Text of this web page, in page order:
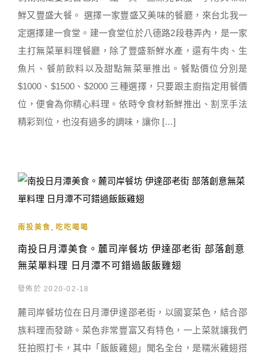
鮮又豐盛大餐。 選擇一家豐盛又美味的餐廳，來台北我一
定選擇建一食堂。建一食堂位於八德路2段巷弄內，是一家
主打無菜單料理餐廳，除了豐盛新鮮水產，還有牛肉、生
魚片、餐前飲料以及甜點無菜單推出。餐點價位分別是
$1000、$1500、$2000 三種選擇，只要跟主廚指定用餐價
位，便會為你精心料理。依時令食材新鮮推出、割烹手法
精彩到位，也沒有過多的調味，讓你 […]
南投美食 吃吃喝喝
南投日月潭美食。麓司岸餐坊 伊達邵老街 部落創意
無菜單料理 日月潭不可錯過飯飯雞翅
發佈於 2020-02-18
麓司岸餐坊位在日月潭伊達邵老街，以國宴菜色，結合邵
族料理而發跡。菜色非常豐富又有特色，一上菜就讓我們
狂拍照打卡，其中「飯飯雞翅」聞名全台，是糯米雞翅搭